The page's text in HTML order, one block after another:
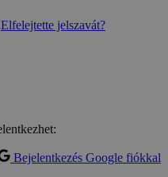
Elfelejtette jelszavát?
Bejelentkezés Google fiókkal